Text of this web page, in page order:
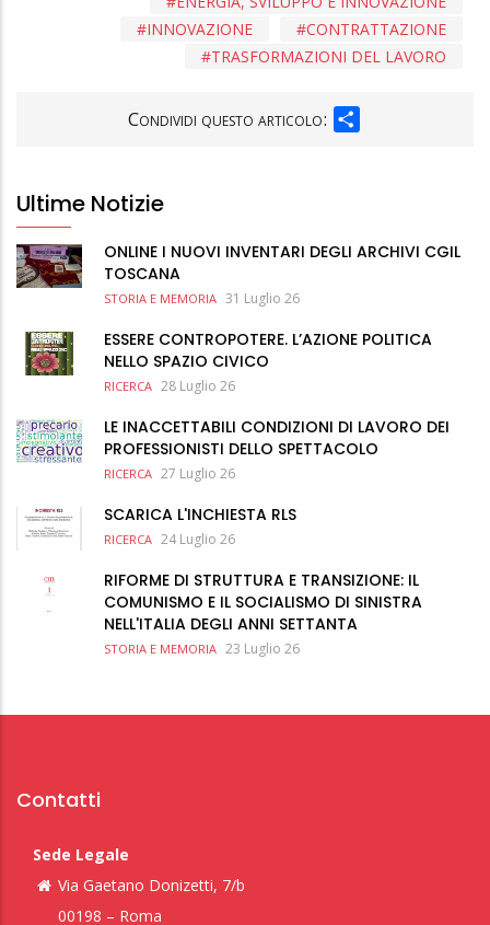
CONTRATTAZIONE
INNOVAZIONE
TRASFORMAZIONI DEL LAVORO
Condividi questo articolo:
Ultime Notizie
ONLINE I NUOVI INVENTARI DEGLI ARCHIVI CGIL
TOSCANA
STORIA E MEMORIA 31 Luglio 26
ESSERE CONTROPOTERE. L’AZIONE POLITICA
NELLO SPAZIO CIVICO
RICERCA 28 Luglio 26
LE INACCETTABILI CONDIZIONI DI LAVORO DEI
PROFESSIONISTI DELLO SPETTACOLO
RICERCA 27 Luglio 26
SCARICA L'INCHIESTA RLS
RICERCA 24 Luglio 26
RIFORME DI STRUTTURA E TRANSIZIONE: IL
COMUNISMO E IL SOCIALISMO DI SINISTRA
NELL'ITALIA DEGLI ANNI SETTANTA
STORIA E MEMORIA 23 Luglio 26
Contatti
Sede Legale
Via Gaetano Donizetti, 7/b
00198 – Roma